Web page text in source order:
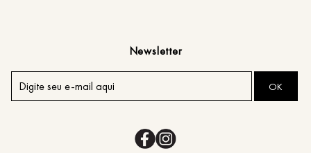
Newsletter
OK